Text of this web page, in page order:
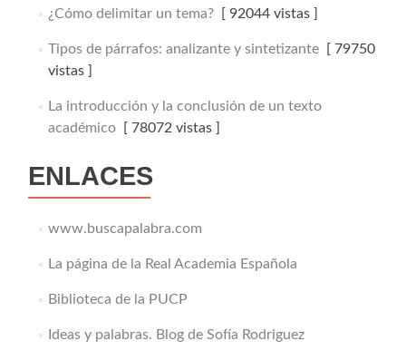
¿Cómo delimitar un tema?[ 92044 vistas ]
Tipos de párrafos: analizante y sintetizante[ 79750
vistas ]
La introducción y la conclusión de un texto
académico[ 78072 vistas ]
ENLACES
www.buscapalabra.com
La página de la Real Academia Española
Biblioteca de la PUCP
Ideas y palabras. Blog de Sofía Rodriguez